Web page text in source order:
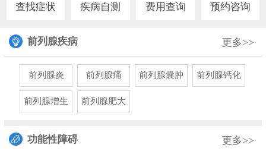
查找症状 疾病自测 费用查询 预约咨询
前列腺疾病 更多>>
前列腺炎 前列腺痛 前列腺囊肿 前列腺钙化
前列腺增生 前列腺肥大
功能性障碍 更多>>